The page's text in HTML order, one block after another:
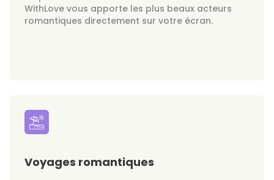
WithLove vous apporte les plus beaux acteurs
romantiques directement sur votre écran.
Voyages romantiques